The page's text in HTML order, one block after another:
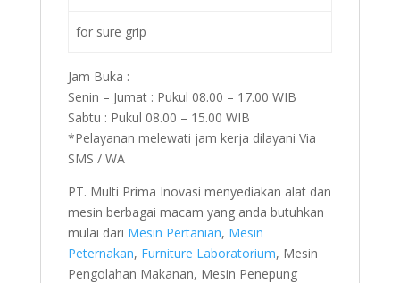
for sure grip
Jam Buka :
Senin – Jumat : Pukul 08.00 – 17.00 WIB
Sabtu : Pukul 08.00 – 15.00 WIB
*Pelayanan melewati jam kerja dilayani Via
SMS / WA
PT. Multi Prima Inovasi menyediakan alat dan
mesin berbagai macam yang anda butuhkan
mulai dari Mesin Pertanian, Mesin
Peternakan, Furniture Laboratorium, Mesin
Pengolahan Makanan, Mesin Penepung